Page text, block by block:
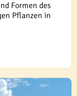
Formen des
Pflanzen in